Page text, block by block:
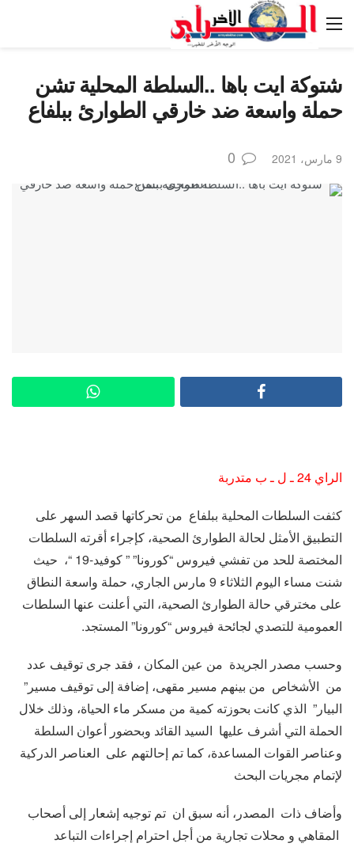
شتوكة ايت باها ..السلطة المحلية تشن
حملة واسعة ضد خارقي الطوارئ ببلفاع
9 مارس، 2021 0
الراي 24 ـ ل ـ ب متدربة
كثفت السلطات المحلية ببلفاع من تحركاتها قصد السهر على
التطبيق الأمثل لحالة الطوارئ الصحية، كإجراء أقرته السلطات
المختصة للحد من تفشي فيروس “كورونا” ” كوفيد-19 “، حيث
شنت مساء اليوم الثلاثاء 9 مارس الجاري، حملة واسعة النطاق
على مخترقي حالة الطوارئ الصحية، التي أعلنت عنها السلطات
العمومية للتصدي لجائحة فيروس “كورونا” المستجد.
وحسب مصدر الجريدة من عين المكان ، فقد جرى توقيف عدد
من الأشخاص من بينهم مسير مقهى، إضافة إلى توقيف مسير”
البيار” الذي كانت بحوزته كمية من مسكر ماء الحياة، وذلك خلال
الحملة التي أشرف عليها السيد القائد وبحضور أعوان السلطة
وعناصر القوات المساعدة، كما تم إحالتهم على العناصر الدركية
لإتمام مجريات البحث
وأضاف ذات المصدر، أنه سبق ان تم توجيه إشعار إلى أصحاب
المقاهي و محلات تجارية من أجل احترام إجراءات التباعد